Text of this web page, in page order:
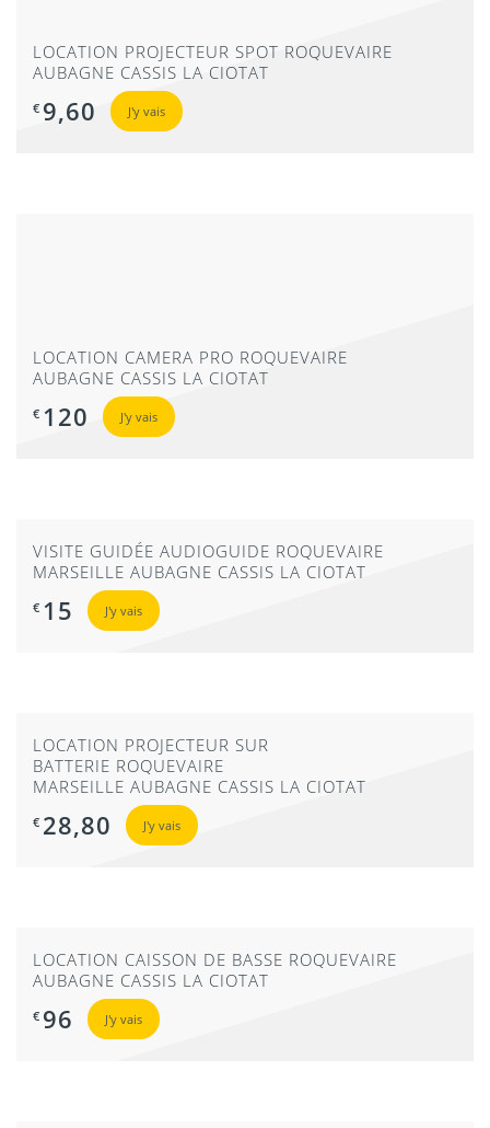
LOCATION PROJECTEUR SPOT ROQUEVAIRE
AUBAGNE CASSIS LA CIOTAT
€ 9,60 J'y vais
LOCATION CAMERA PRO ROQUEVAIRE
AUBAGNE CASSIS LA CIOTAT
€ 120 J'y vais
VISITE GUIDÉE AUDIOGUIDE ROQUEVAIRE
MARSEILLE AUBAGNE CASSIS LA CIOTAT
€ 15 J'y vais
LOCATION PROJECTEUR SUR
BATTERIE ROQUEVAIRE
MARSEILLE AUBAGNE CASSIS LA CIOTAT
€ 28,80 J'y vais
LOCATION CAISSON DE BASSE ROQUEVAIRE
AUBAGNE CASSIS LA CIOTAT
€ 96 J'y vais